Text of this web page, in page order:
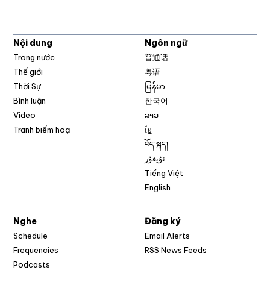
Nội dung
Trong nước
Thế giới
Thời Sự
Bình luận
Video
Tranh biếm hoạ
Ngôn ngữ
普通话
粤语
မြန်မာ
한국어
ລາວ
ខ្មែ
བོད་སྐད།
ئۇيغۇر
Tiếng Việt
English
Nghe
Schedule
Frequencies
Podcasts
Đăng ký
Email Alerts
RSS News Feeds